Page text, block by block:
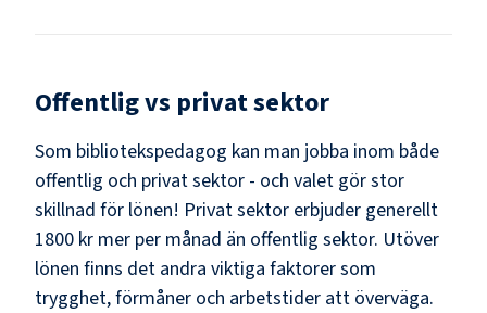
Offentlig vs privat sektor
Som bibliotekspedagog kan man jobba inom både
offentlig och privat sektor - och valet gör stor
skillnad för lönen! Privat sektor erbjuder generellt
1800 kr mer per månad än offentlig sektor. Utöver
lönen finns det andra viktiga faktorer som
trygghet, förmåner och arbetstider att överväga.